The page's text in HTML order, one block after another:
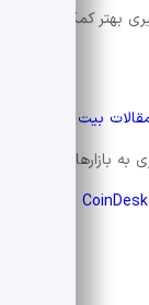
بهتر کمک
بیت کوین
بازارها
CoinDesk